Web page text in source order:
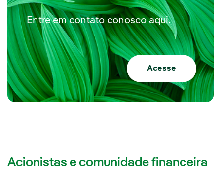
Entre em contato conosco aqui.
Acesse
Acionistas e comunidade financeira